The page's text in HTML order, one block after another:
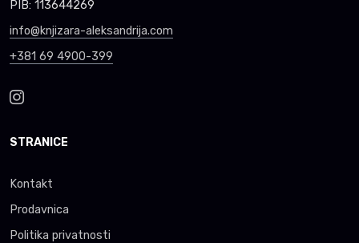
PIB: 113644269
info@knjizara-aleksandrija.com
+381 69 4900-399
STRANICE
Kontakt
Prodavnica
Politika privatnosti